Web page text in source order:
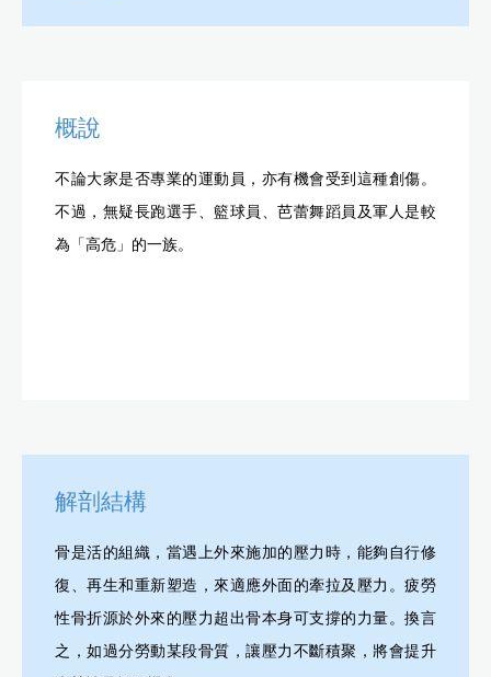
概說
不論大家是否專業的運動員，亦有機會受到這種創傷。
不過，無疑長跑選手、籃球員、芭蕾舞蹈員及軍人是較
為「高危」的一族。
解剖結構
骨是活的組織，當遇上外來施加的壓力時，能夠自行修
復、再生和重新塑造，來適應外面的牽拉及壓力。疲勞
性骨折源於外來的壓力超出骨本身可支撐的力量。換言
之，如過分勞動某段骨質，讓壓力不斷積聚，將會提升